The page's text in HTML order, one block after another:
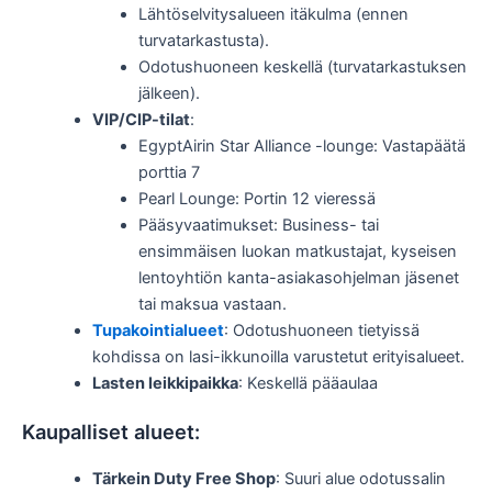
Lähtöselvitysalueen itäkulma (ennen
turvatarkastusta).
Odotushuoneen keskellä (turvatarkastuksen
jälkeen).
VIP/CIP-tilat:
EgyptAirin Star Alliance -lounge: Vastapäätä
porttia 7
Pearl Lounge: Portin 12 vieressä
Pääsyvaatimukset: Business- tai
ensimmäisen luokan matkustajat, kyseisen
lentoyhtiön kanta-asiakasohjelman jäsenet
tai maksua vastaan.
Tupakointialueet: Odotushuoneen tietyissä
kohdissa on lasi-ikkunoilla varustetut erityisalueet.
Lasten leikkipaikka: Keskellä pääaulaa
Kaupalliset alueet:
Tärkein Duty Free Shop: Suuri alue odotussalin